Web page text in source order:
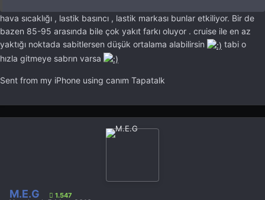
hava sıcaklığı , lastik basıncı , lastik markası bunlar etkiliyor. Bir de
bazen 85-95 arasında bile çok yakıt farkı oluyor . cruise ile en az
yaktığı noktada sabitlersen düşük ortalama alabilirsin
tabi o
hızla gitmeye sabrın varsa
Sent from my iPhone using canım Tapatalk
M.E.G 1.547